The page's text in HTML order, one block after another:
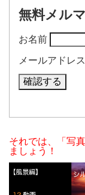
無料メル
お名前
メールアドレス
それでは、「写
ましょう！